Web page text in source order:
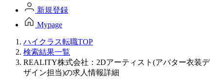
新規登録
Mypage
ハイクラス転職TOP
検索結果一覧
REALITY株式会社：2Dアーティスト(アバター衣装デ
ザイン担当)の求人情報詳細